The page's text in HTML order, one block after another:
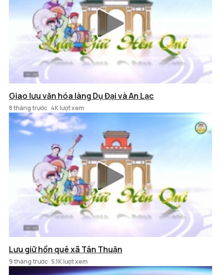
Giao lưu văn hóa làng Dụ Đại và An Lạc
8 tháng trước 4K lượt xem
Lưu giữ hồn quê xã Tân Thuận
9 tháng trước 5.1K lượt xem